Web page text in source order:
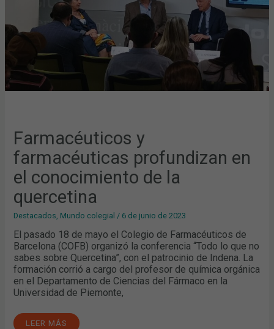
Farmacéuticos y
farmacéuticas profundizan en
el conocimiento de la
quercetina
Destacados Mundo colegial / 6 de junio de 2023
El pasado 18 de mayo el Colegio de Farmacéuticos de
Barcelona (COFB) organizó la conferencia “Todo lo que no
sabes sobre Quercetina”, con el patrocinio de Indena. La
formación corrió a cargo del profesor de química orgánica
en el Departamento de Ciencias del Fármaco en la
Universidad de Piemonte,
QUERCETINA
LEER MÁS